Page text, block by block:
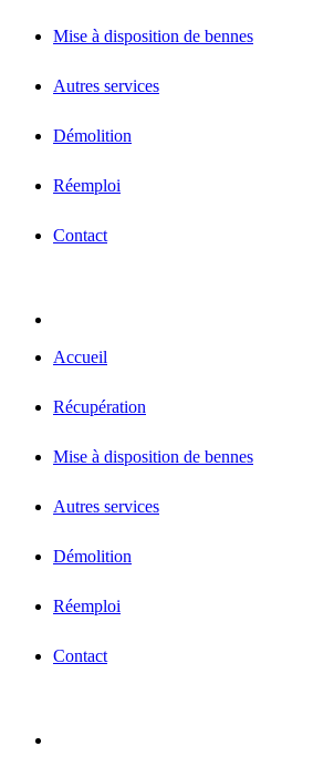
Mise à disposition de bennes
Autres services
Démolition
Réemploi
Contact
Accueil
Récupération
Mise à disposition de bennes
Autres services
Démolition
Réemploi
Contact